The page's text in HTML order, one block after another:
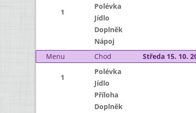
1
Polévka
Jídlo
Doplněk
Nápoj
Menu
Chod Středa 15. 10.
1
Polévka
Jídlo
Příloha
Doplněk